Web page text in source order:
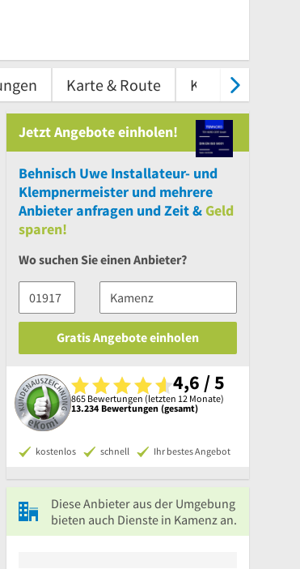
Karte & Route Kontakt
Jetzt Angebote einholen!
Behnisch Uwe Installateur- und
Klempnermeister und mehrere
Anbieter anfragen und Zeit &Geld
sparen!
Wo suchen Sie einen Anbieter?
Gratis Angebote einholen
4,6 / 5
865 Bewertungen (letzten 12 Monate)
13.234 Bewertungen (gesamt)
kostenlos schnell Ihr bestes Angebot
Diese Anbieter aus der Umgebung
bieten auch Dienste in Kamenz an.